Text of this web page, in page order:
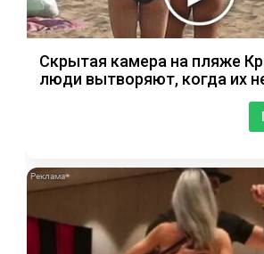
Скрытая камера на пляже
люди вытворяют, когда их